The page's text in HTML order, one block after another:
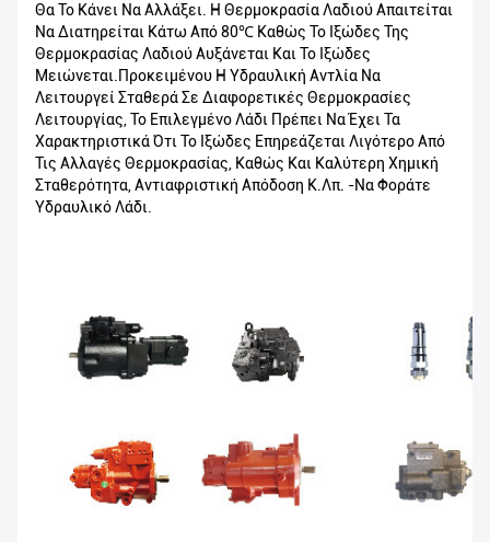
Θα Το Κάνει Να Αλλάξει. Η Θερμοκρασία Λαδιού Απαιτείται
Να Διατηρείται Κάτω Από 80℃ Καθώς Το Ιξώδες Της
Θερμοκρασίας Λαδιού Αυξάνεται Και Το Ιξώδες
Μειώνεται.Προκειμένου Η Υδραυλική Αντλία Να
Λειτουργεί Σταθερά Σε Διαφορετικές Θερμοκρασίες
Λειτουργίας, Το Επιλεγμένο Λάδι Πρέπει Να Έχει Τα
Χαρακτηριστικά Ότι Το Ιξώδες Επηρεάζεται Λιγότερο Από
Τις Αλλαγές Θερμοκρασίας, Καθώς Και Καλύτερη Χημική
Σταθερότητα, Αντιαφριστική Απόδοση Κ.λπ. -Να Φοράτε
Υδραυλικό Λάδι.